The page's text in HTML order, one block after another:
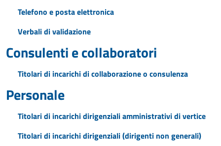
Telefono e posta elettronica
Verbali di validazione
Consulenti e collaboratori
Titolari di incarichi di collaborazione o consulenza
Personale
Titolari di incarichi dirigenziali amministrativi di vertice
Titolari di incarichi dirigenziali (dirigenti non generali)